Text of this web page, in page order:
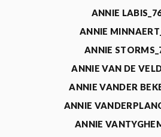
ANNIE
ANNIE
ANNIE
ANNIE VAN DE
ANNIE VANDER
ANNIE
ANNIE